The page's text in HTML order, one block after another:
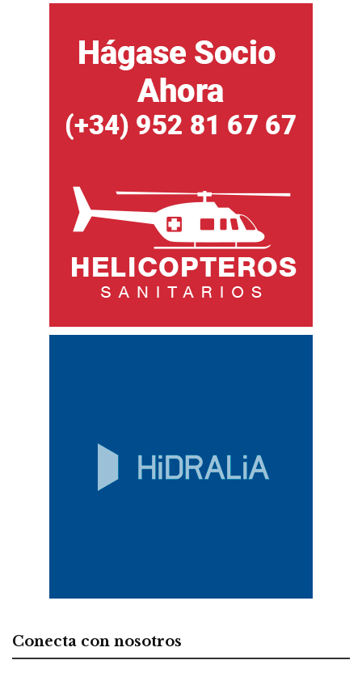
Conecta con nosotros